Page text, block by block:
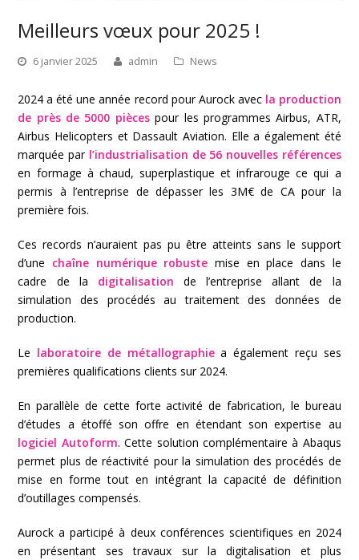
Meilleurs vœux pour 2025 !
6 janvier 2025 admin News
2024 a été une année record pour Aurock avec la production
de près de 5000 piècespour les programmes Airbus, ATR,
Airbus Helicopters et Dassault Aviation. Elle a également été
marquée par l’industrialisation de 56 nouvelles références
en formage à chaud, superplastique et infrarouge ce qui a
permis à l’entreprise de dépasser les 3M€ de CA pour la
première fois.
Ces records n’auraient pas pu être atteints sans le support
d’une chaîne numérique robuste mise en place dans le
cadre de la digitalisation de l’entreprise allant de la
simulation des procédés au traitement des données de
production.
Le laboratoire de métallographiea également reçu ses
premières qualifications clients sur 2024.
En parallèle de cette forte activité de fabrication, le bureau
d’études a étoffé son offre en étendant son expertise au
logiciel Autoform. Cette solution complémentaire à Abaqus
permet plus de réactivité pour la simulation des procédés de
mise en forme tout en intégrant la capacité de définition
d’outillages compensés.
Aurock a participé à deux conférences scientifiques en 2024
en présentant ses travaux sur la digitalisation et plus